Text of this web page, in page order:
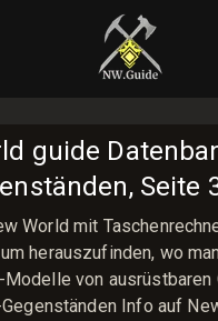
guide
Seite
World mit
herauszufinden, wo
von ausrüstbaren
Info auf